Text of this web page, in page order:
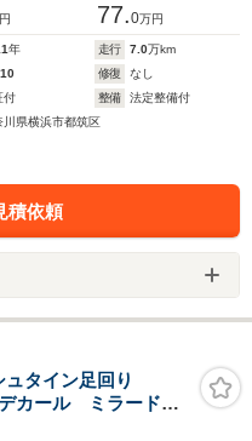
77.0万円
年 走行 7.0万km
修復
なし
付 整備
法定整備付
川県横浜市都筑区
積依頼
タイン足回り
カール ミラードラ
スト